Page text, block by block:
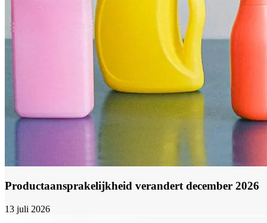
Productaansprakelijkheid verandert december 2026
13 juli 2026